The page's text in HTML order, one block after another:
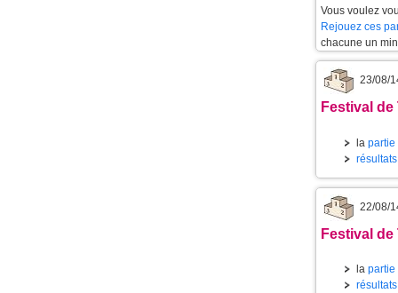
Vous voulez
Rejouez ces
chacune un
23/08/
Festival de
la partie
22/08/
Festival
la partie